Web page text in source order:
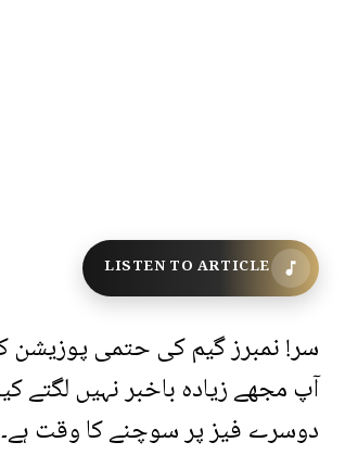
LISTEN TO ARTICLE
سر! نمبرز گیم کی حتمی پوزیشن
آپ مجھے زیادہ باخبر نہیں لگتے
دوسرے فیز پر سوچنے کا وقت ہے۔